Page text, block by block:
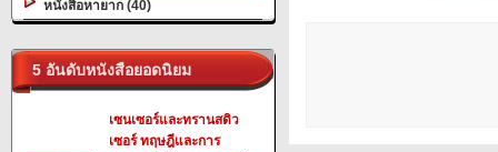
หนังสือหายาก (40)
5 อันดับหนังสือยอดนิยม
เซนเซอร์และทรานสดิว
เซอร์ ทฤษฎีและการ